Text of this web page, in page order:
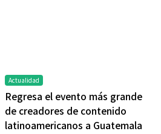
Actualidad
Regresa el evento más grande
de creadores de contenido
latinoamericanos a Guatemala